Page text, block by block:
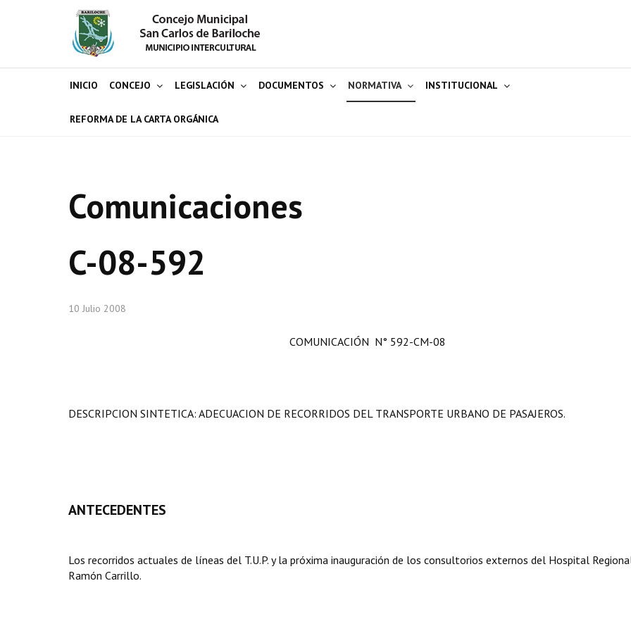
INICIO CONCEJO LEGISLACIÓN DOCUMENTOS NORMATIVA INSTITUCIONAL
REFORMA DE LA CARTA ORGÁNICA
Comunicaciones
C-08-592
10 Julio 2008
COMUNICACIÓN N° 592-CM-08
DESCRIPCION SINTETICA: ADECUACION DE RECORRIDOS DEL TRANSPORTE URBANO DE PASAJEROS.
ANTECEDENTES
Los recorridos actuales de líneas del T.U.P. y la próxima inauguración de los consultorios externos del Hospital
Ramón Carrillo.